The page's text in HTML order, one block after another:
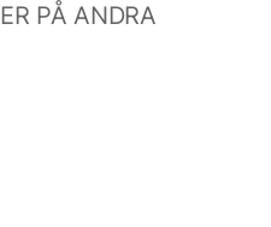
PÅ ANDRA